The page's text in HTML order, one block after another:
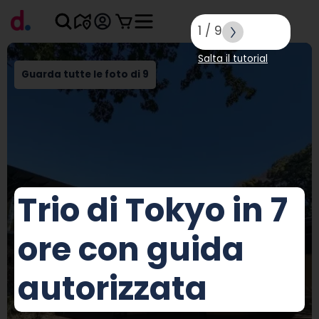
Guarda tutte le foto di 9
Trio di Tokyo in 7
ore con guida
autorizzata
1 / 9
Salta il tutorial